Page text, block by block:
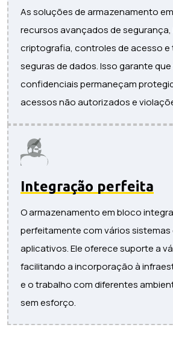
As soluções de armazenamento
recursos avançados de
criptografia, controles de acesso e
seguras de dados. Isso garante
confidenciais permaneçam
acessos não autorizados e
Integração perfeita
O armazenamento em bloco
perfeitamente com vários
aplicativos. Ele oferece suporte a
facilitando a incorporação à
e o trabalho com diferentes
sem esforço.